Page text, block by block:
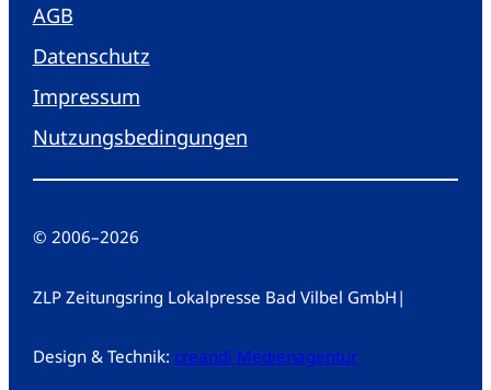
AGB
Datenschutz
Impressum
Nutzungsbedingungen
© 2006–2026
ZLP Zeitungsring Lokalpresse Bad Vilbel GmbH |
Design & Technik: creandi Medienagentur